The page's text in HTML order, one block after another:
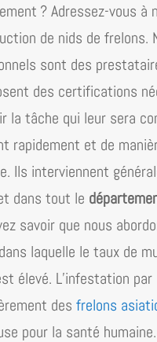
? Adressez-vous à
de nids de frelons.
sont des
des certifications
la tâche qui leur sera
rapidement et de
Ils interviennent
dans tout le
savoir que nous
laquelle le taux de
élevé. L’infestation
des frelons
pour la santé